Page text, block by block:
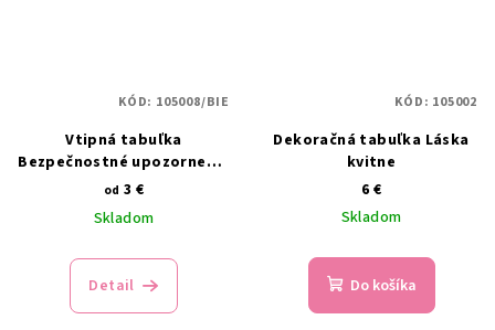
Vtipná tabuľka
Bezpečnostné upozornenie
– ženský kolektív
od 3 €
Skladom
Detail
KÓD: 105008/BIE
Dekoračná tabuľka Láska
kvitne
6 €
Skladom
Do košíka
KÓD: 105002